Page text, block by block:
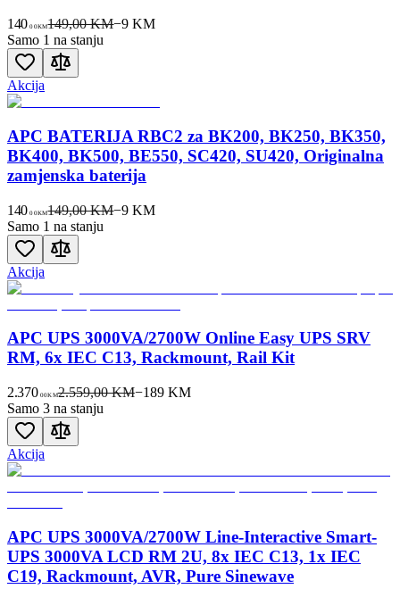
140 00KM149,00 KM−9 KM
Samo 1 na stanju
Akcija
APC BATERIJA RBC2 za BK200, BK250, BK350,
BK400, BK500, BE550, SC420, SU420, Originalna
zamjenska baterija
140 00KM149,00 KM−9 KM
Samo 1 na stanju
Akcija
APC UPS 3000VA/2700W Online Easy UPS SRV
RM, 6x IEC C13, Rackmount, Rail Kit
2.370 00KM2.559,00 KM−189KM
Samo 3 na stanju
Akcija
APC UPS 3000VA/2700W Line-Interactive Smart-
UPS 3000VA LCD RM 2U, 8x IEC C13, 1x IEC
C19, Rackmount, AVR, Pure Sinewave